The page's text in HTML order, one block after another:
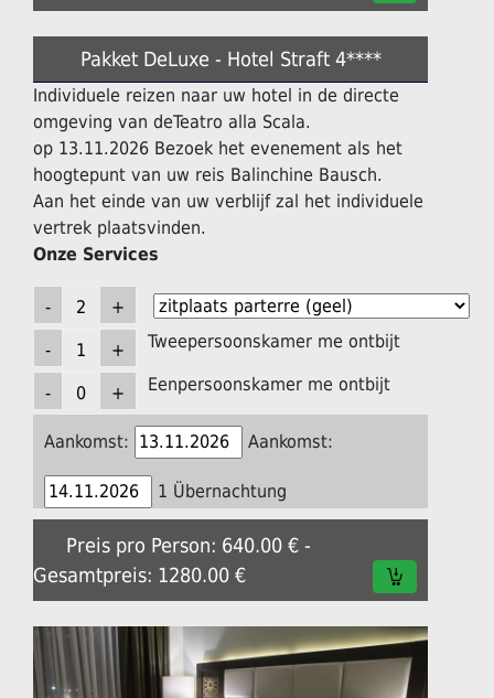
Pakket DeLuxe - Hotel Straft 4****
Individuele reizen naar uw hotel in de directe
omgeving van deTeatro alla Scala.
op 13.11.2026 Bezoek het evenement als het
hoogtepunt van uw reis Balinchine Bausch.
Aan het einde van uw verblijf zal het individuele
vertrek plaatsvinden.
Onze Services
Tweepersoonskamer me ontbijt
Eenpersoonskamer me ontbijt
Aankomst: Aankomst:
1 Übernachtung
Preis pro Person: 640.00 € -
Gesamtpreis: 1280.00 €